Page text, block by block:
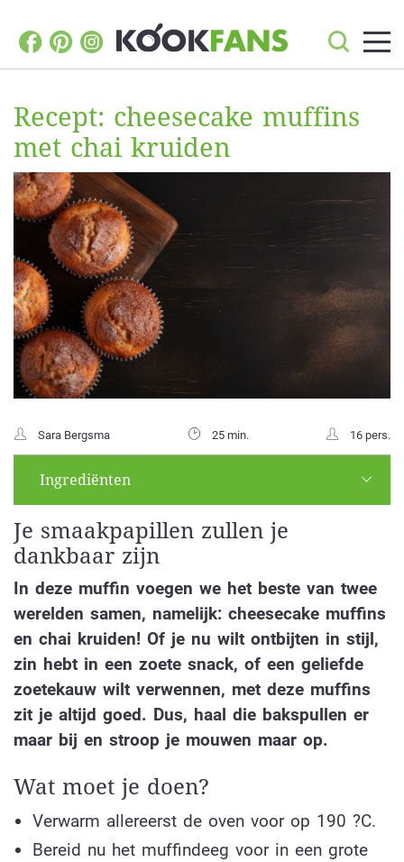
Recept: cheesecake muffins
met chai kruiden
Sara Bergsma 25 min. 16 pers.
Ingrediënten
Je smaakpapillen zullen je
dankbaar zijn
In deze muffin voegen we het beste van twee
werelden samen, namelijk: cheesecake muffins
en chai kruiden! Of je nu wilt ontbijten in stijl,
zin hebt in een zoete snack, of een geliefde
zoetekauw wilt verwennen, met deze muffins
zit je altijd goed. Dus, haal die bakspullen er
maar bij en stroop je mouwen maar op.
Wat moet je doen?
Verwarm allereerst de oven voor op 190 ?C.
Bereid nu het muffindeeg voor in een grote